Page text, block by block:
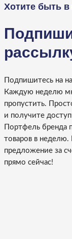
Хотите быть
Подпишитесь на
Каждую неделю
пропустить.
и получите
Портфель бренда
товаров в неделю.
предложение за
прямо сейчас!